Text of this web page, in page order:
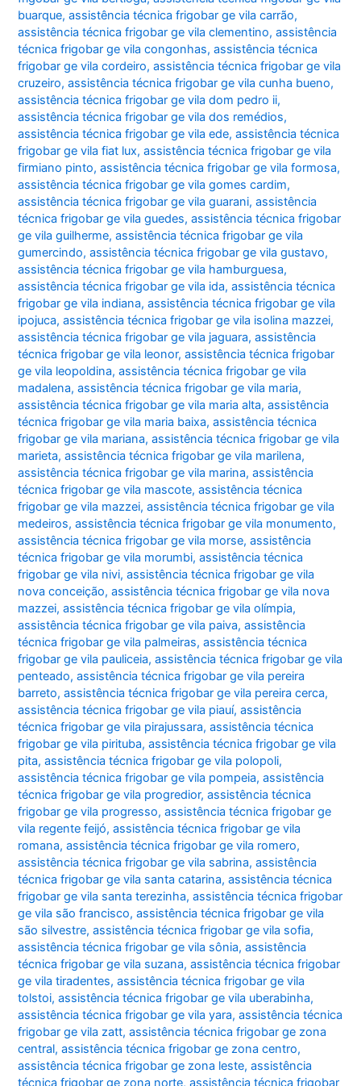
buarque,assistência técnica frigobar ge vila carrão,
assistência técnica frigobar ge vila clementino,assistência
técnica frigobar ge vila congonhas,assistência técnica
frigobar ge vila cordeiro,assistência técnica frigobar ge vila
cruzeiro,assistência técnica frigobar ge vila cunha bueno,
assistência técnica frigobar ge vila dom pedro ii,
assistência técnica frigobar ge vila dos remédios,
assistência técnica frigobar ge vila ede,assistência técnica
frigobar ge vila fiat lux,assistência técnica frigobar ge vila
firmiano pinto,assistência técnica frigobar ge vila formosa,
assistência técnica frigobar ge vila gomes cardim,
assistência técnica frigobar ge vila guarani,assistência
técnica frigobar ge vila guedes,assistência técnica frigobar
ge vila guilherme,assistência técnica frigobar ge vila
gumercindo,assistência técnica frigobar ge vila gustavo,
assistência técnica frigobar ge vila hamburguesa,
assistência técnica frigobar ge vila ida,assistência técnica
frigobar ge vila indiana,assistência técnica frigobar ge vila
ipojuca,assistência técnica frigobar ge vila isolina mazzei,
assistência técnica frigobar ge vila jaguara,assistência
técnica frigobar ge vila leonor,assistência técnica frigobar
ge vila leopoldina,assistência técnica frigobar ge vila
madalena,assistência técnica frigobar ge vila maria,
assistência técnica frigobar ge vila maria alta,assistência
técnica frigobar ge vila maria baixa,assistência técnica
frigobar ge vila mariana,assistência técnica frigobar ge vila
marieta,assistência técnica frigobar ge vila marilena,
assistência técnica frigobar ge vila marina,assistência
técnica frigobar ge vila mascote,assistência técnica
frigobar ge vila mazzei,assistência técnica frigobar ge vila
medeiros,assistência técnica frigobar ge vila monumento,
assistência técnica frigobar ge vila morse,assistência
técnica frigobar ge vila morumbi,assistência técnica
frigobar ge vila nivi,assistência técnica frigobar ge vila
nova conceição,assistência técnica frigobar ge vila nova
mazzei,assistência técnica frigobar ge vila olímpia,
assistência técnica frigobar ge vila paiva,assistência
técnica frigobar ge vila palmeiras,assistência técnica
frigobar ge vila pauliceia,assistência técnica frigobar ge vila
penteado,assistência técnica frigobar ge vila pereira
barreto,assistência técnica frigobar ge vila pereira cerca,
assistência técnica frigobar ge vila piauí,assistência
técnica frigobar ge vila pirajussara,assistência técnica
frigobar ge vila pirituba,assistência técnica frigobar ge vila
pita,assistência técnica frigobar ge vila polopoli,
assistência técnica frigobar ge vila pompeia,assistência
técnica frigobar ge vila progredior,assistência técnica
frigobar ge vila progresso,assistência técnica frigobar ge
vila regente feijó,assistência técnica frigobar ge vila
romana,assistência técnica frigobar ge vila romero,
assistência técnica frigobar ge vila sabrina,assistência
técnica frigobar ge vila santa catarina,assistência técnica
frigobar ge vila santa terezinha,assistência técnica frigobar
ge vila são francisco,assistência técnica frigobar ge vila
são silvestre,assistência técnica frigobar ge vila sofia,
assistência técnica frigobar ge vila sônia,assistência
técnica frigobar ge vila suzana,assistência técnica frigobar
ge vila tiradentes,assistência técnica frigobar ge vila
tolstoi,assistência técnica frigobar ge vila uberabinha,
assistência técnica frigobar ge vila yara,assistência técnica
frigobar ge vila zatt,assistência técnica frigobar ge zona
central,assistência técnica frigobar ge zona centro,
assistência técnica frigobar ge zona leste,assistência
técnica frigobar ge zona norte,assistência técnica frigobar